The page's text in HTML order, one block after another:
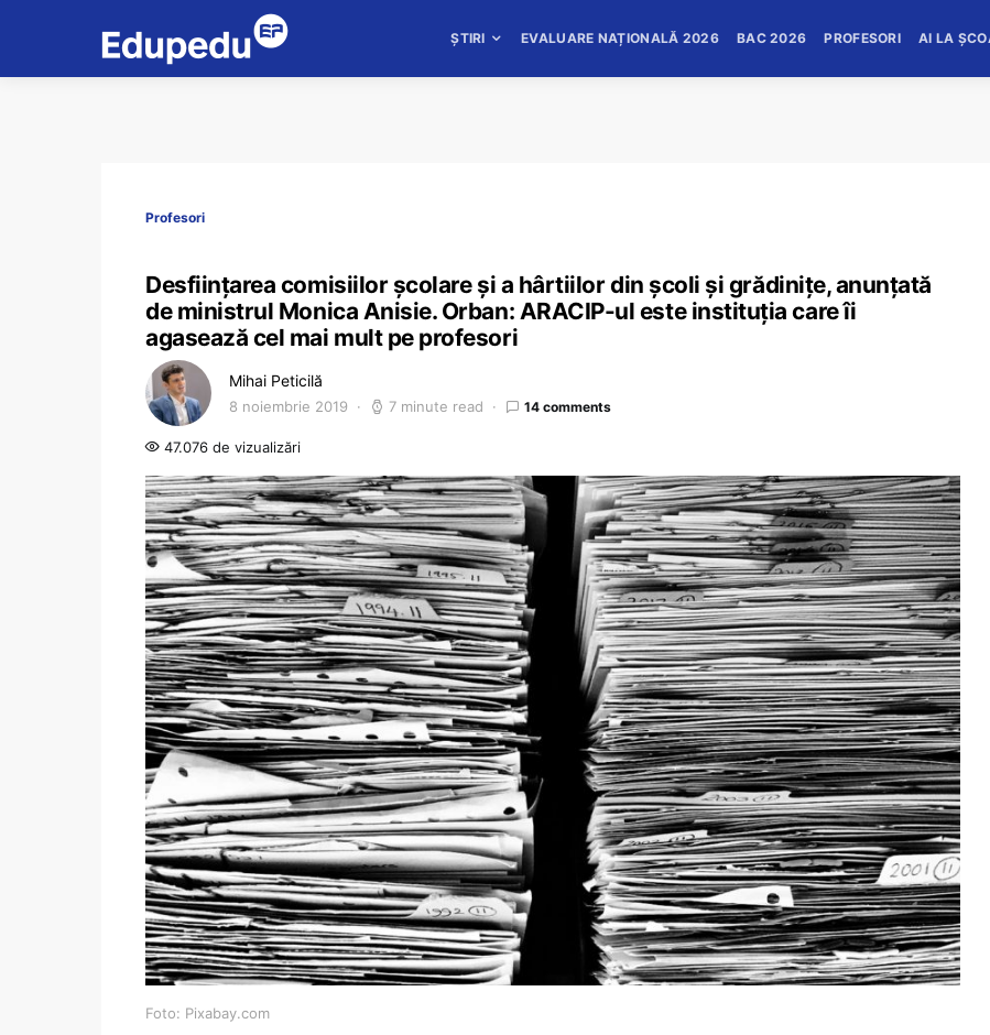
ȘTIRI EVALUARE NAȚIONALĂ 2026 BAC 2026 PROFESORI AI LA
Profesori
Desființarea comisiilor școlare și a hârtiilor din școli și grădinițe, anunțată
de ministrul Monica Anisie. Orban: ARACIP-ul este instituția care îi
agasează cel mai mult pe profesori
Mihai Peticilă
8 noiembrie 2019 7 minute read 14 comments
47.076 de vizualizări
Foto: Pixabay.com